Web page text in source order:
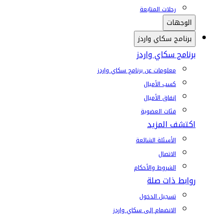
رحلات المتابعة
الوجهات
برنامج سكاي واردز
برنامج سكاي واردز
معلومات عن برنامج سكاي واردز
كسب الأميال
إنفاق الأميال
فئات العضوية
اكتشف المزيد
الأسئلة الشائعة
الاتصال
الشروط والأحكام
روابط ذات صلة
تسجيل الدخول
الانضمام إلى سكاي واردز